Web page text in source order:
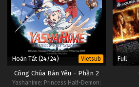
Hoàn Tất (24/24) Vietsub
Công Chúa Bán Yêu - Phần 2
Yashahime: Princess Half-Demon:
Full